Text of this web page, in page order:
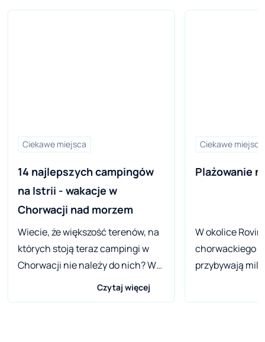
Ciekawe miejsca
14 najlepszych campingów
na Istrii - wakacje w
Chorwacji nad morzem
Wiecie, że większość terenów, na
których stoją teraz campingi w
Chorwacji nie należy do nich? W
latach 90. Rząd Chorwacji dał te
Czytaj więcej
Ciekawe miejsca
Plażowanie
W okolice
chorwackiego
przybywają